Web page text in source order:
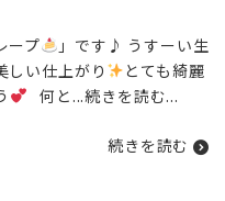
ープ
」です♪ うすーい生
い仕上がり
とても綺麗
何と...続きを読む...
続きを読む